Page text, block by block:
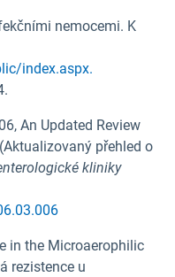
nemocemi. K
index.aspx.
An Updated Review
přehled o
kliniky
in the Microaerophilic
rezistence u